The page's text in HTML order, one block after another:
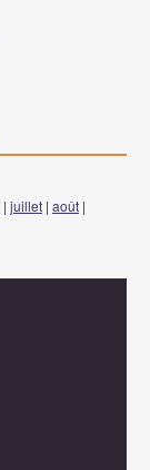
| juillet | août |